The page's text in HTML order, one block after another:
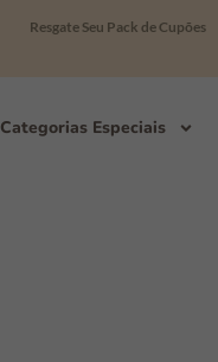
Resgate Seu Pack de Cupões
Categorias Especiais